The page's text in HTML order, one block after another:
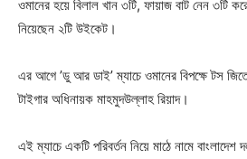
ওমানের হয়ে বিলাল খান ৩টি, ফায়াজ বাট নেন ৩টি
নিয়েছেন ২টি উইকেট।
এর আগে ‌’ডু আর ডাই‌‌’ ম্যাচে ওমানের বিপক্ষে টস
টাইগার অধিনায়ক মাহমুদউল্লাহ রিয়াদ।
এই ম্যাচে একটি পরিবর্তন নিয়ে মাঠে নামে